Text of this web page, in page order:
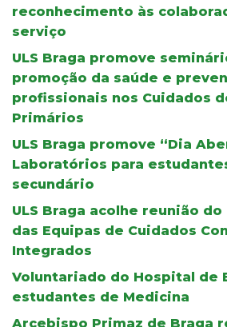
reconhecimento às
serviço
ULS Braga promove
promoção da saúde e
profissionais nos Cuidados
Primários
ULS Braga promove “Dia
Laboratórios para
secundário
ULS Braga acolhe reunião
das Equipas de Cuidados
Integrados
Voluntariado do Hospital de
estudantes de Medicina
Arcebispo Primaz de Braga